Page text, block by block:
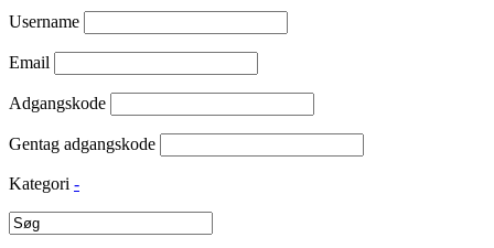
Username
Email
Adgangskode
Gentag adgangskode
Kategori -